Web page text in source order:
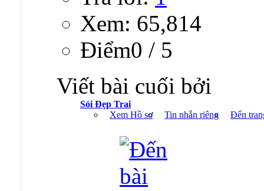
Xem: 65,814
Ðiểm0 / 5
Viết bài cuối bởi
Sói Đẹp Trai
Xem Hồ sơ
Tin nhắn riêng Đến